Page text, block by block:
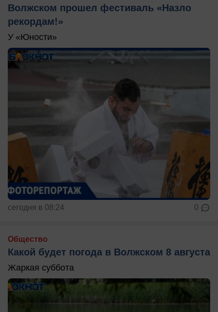
Волжском прошел фестиваль «Назло
рекордам!»
У «Юности»
сегодня в 08:24 0
Общество
Какой будет погода в Волжском 8 августа
Жаркая суббота